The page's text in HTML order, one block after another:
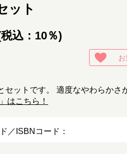
ット
込：10％)
ットです。 適度なやわらかさ
はこちら！
／ISBNコード：